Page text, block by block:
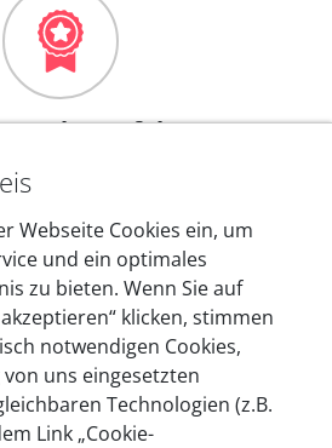
Jahre Erfahrung
von autoaid stecken
Produkte am Standort in
Auf diese Qualität vertrauen
60.000 Privatkunden und
Webseite Cookies ein, um
und ein optimales
zu bieten. Wenn Sie auf
klicken, stimmen
notwendigen Cookies,
uns eingesetzten
Technologien (z.B.
Link „Cookie-